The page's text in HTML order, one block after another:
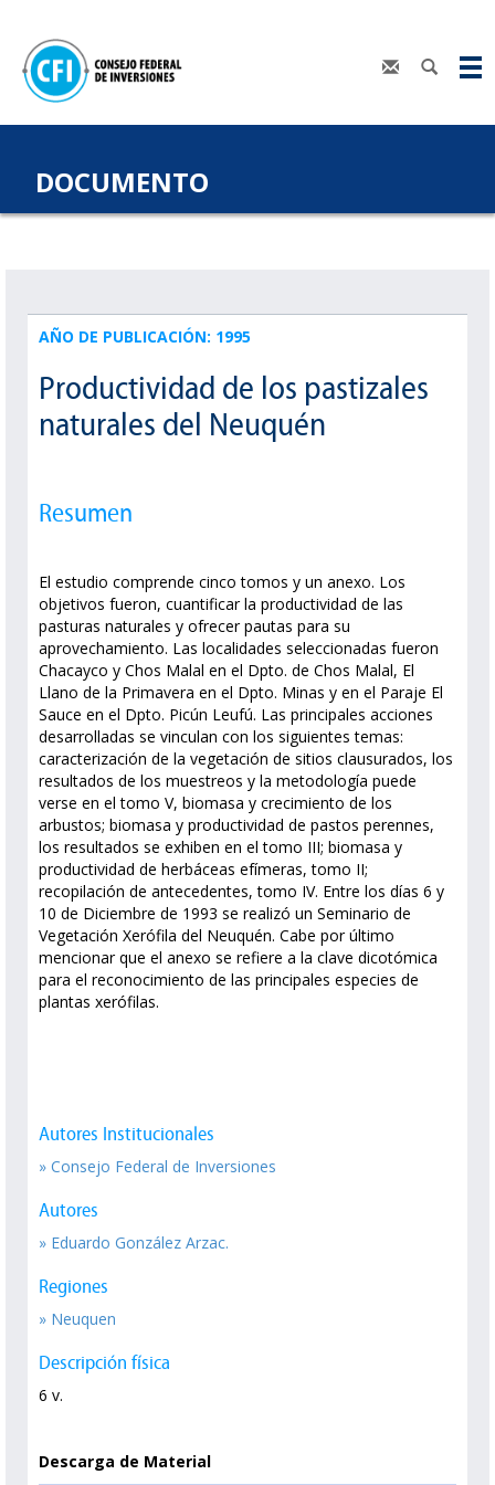
DOCUMENTO
AÑO DE PUBLICACIÓN: 1995
Productividad de los pastizales
naturales del Neuquén
Resumen
El estudio comprende cinco tomos y un anexo. Los
objetivos fueron, cuantificar la productividad de las
pasturas naturales y ofrecer pautas para su
aprovechamiento. Las localidades seleccionadas fueron
Chacayco y Chos Malal en el Dpto. de Chos Malal, El
Llano de la Primavera en el Dpto. Minas y en el Paraje El
Sauce en el Dpto. Picún Leufú. Las principales acciones
desarrolladas se vinculan con los siguientes temas:
caracterización de la vegetación de sitios clausurados, los
resultados de los muestreos y la metodología puede
verse en el tomo V, biomasa y crecimiento de los
arbustos; biomasa y productividad de pastos perennes,
los resultados se exhiben en el tomo III; biomasa y
productividad de herbáceas efímeras, tomo II;
recopilación de antecedentes, tomo IV. Entre los días 6 y
10 de Diciembre de 1993 se realizó un Seminario de
Vegetación Xerófila del Neuquén. Cabe por último
mencionar que el anexo se refiere a la clave dicotómica
para el reconocimiento de las principales especies de
plantas xerófilas.
Autores Institucionales
» Consejo Federal de Inversiones
Autores
» Eduardo González Arzac.
Regiones
» Neuquen
Descripción física
6 v.
Descarga de Material